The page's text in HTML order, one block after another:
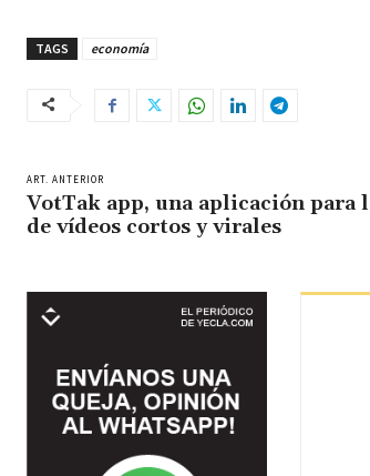
TAGS economía
ART. ANTERIOR
VotTak app, una aplicación para
de vídeos cortos y virales